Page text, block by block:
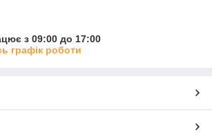
з 09:00 до 17:00
графік роботи